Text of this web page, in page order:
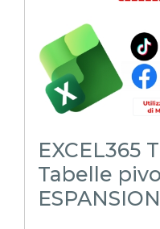
youtubeshorts
EXCEL365
Tabelle